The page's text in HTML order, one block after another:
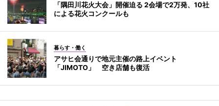
「隅田川花火大会」開催迫る 2会場で2万発、10社
による花火コンクールも
暮らす・働く
アサヒ会通りで地元主催の路上イベント
「JIMOTO」 空き店舗も復活